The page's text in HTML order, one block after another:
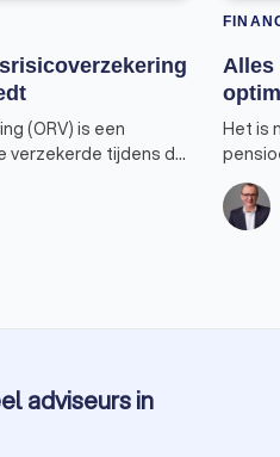
(ORV) is een
verzekerde tijdens de
Dit type
aan de
zoals partner,
Alles
Het is
adviseurs in